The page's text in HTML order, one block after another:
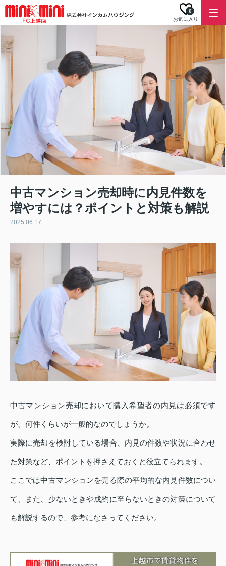
お気に入り
0
中古マンション売却時に内見件数を
増やすには？ポイントと対策も解説
2025.06.17
中古マンション売却において購入希望者の内見は必須です
が、何件くらいが一般的なのでしょうか。
実際に売却を検討している場合、内見の件数や状況に合わせ
た対策など、ポイントを押さえておくと役立てられます。
ここでは中古マンションを売る際の平均的な内見件数につい
て、また、少ないときや成約に至らないときの対策について
も解説するので、参考になさってください。